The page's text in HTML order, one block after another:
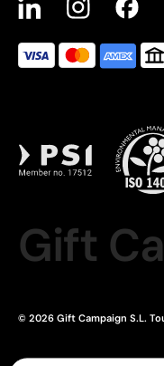
Gift
© 2026 Gift Campaign S.L.